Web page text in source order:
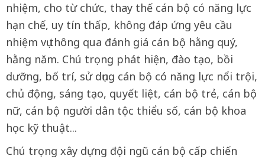
nhiệm, cho từ chức, thay thế cán bộ có năng lực
hạn chế, uy tín thấp, không đáp ứng yêu cầu
nhiệm vụ thông qua đánh giá cán bộ hằng quý,
hằng năm. Chú trọng phát hiện, đào tạo, bồi
dưỡng, bố trí, sử dụng cán bộ có năng lực nổi trội,
chủ động, sáng tạo, quyết liệt, cán bộ trẻ, cán bộ
nữ, cán bộ người dân tộc thiểu số, cán bộ khoa
học kỹ thuật...
Chú trọng xây dựng đội ngũ cán bộ cấp chiến